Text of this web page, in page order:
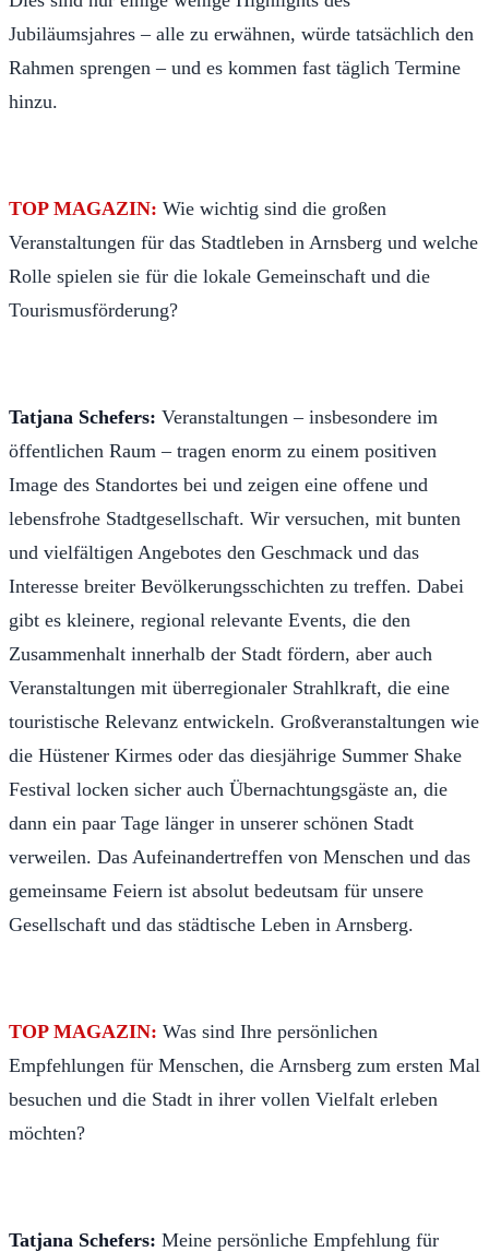
Jubiläumsjahres – alle zu erwähnen, würde tatsächlich den
Rahmen sprengen – und es kommen fast täglich Termine
hinzu.
TOP MAGAZIN: Wie wichtig sind die großen
Veranstaltungen für das Stadtleben in Arnsberg und welche
Rolle spielen sie für die lokale Gemeinschaft und die
Tourismusförderung?
Tatjana Schefers: Veranstaltungen – insbesondere im
öffentlichen Raum – tragen enorm zu einem positiven
Image des Standortes bei und zeigen eine offene und
lebensfrohe Stadtgesellschaft. Wir versuchen, mit bunten
und vielfältigen Angebotes den Geschmack und das
Interesse breiter Bevölkerungsschichten zu treffen. Dabei
gibt es kleinere, regional relevante Events, die den
Zusammenhalt innerhalb der Stadt fördern, aber auch
Veranstaltungen mit überregionaler Strahlkraft, die eine
touristische Relevanz entwickeln. Großveranstaltungen wie
die Hüstener Kirmes oder das diesjährige Summer Shake
Festival locken sicher auch Übernachtungsgäste an, die
dann ein paar Tage länger in unserer schönen Stadt
verweilen. Das Aufeinandertreffen von Menschen und das
gemeinsame Feiern ist absolut bedeutsam für unsere
Gesellschaft und das städtische Leben in Arnsberg.
TOP MAGAZIN: Was sind Ihre persönlichen
Empfehlungen für Menschen, die Arnsberg zum ersten Mal
besuchen und die Stadt in ihrer vollen Vielfalt erleben
möchten?
Tatjana Schefers: Meine persönliche Empfehlung für